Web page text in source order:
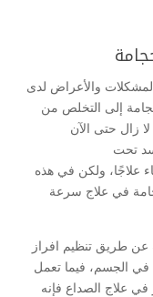
والأعراض لدى
إلى التخلص من
زال حتى الآن
تحت
علاجًا، ولكن في هذه
في علاج سرعة
طريق تنظيم افراز
في الجسم، فيما تعمل
علاج الصداع فإنه